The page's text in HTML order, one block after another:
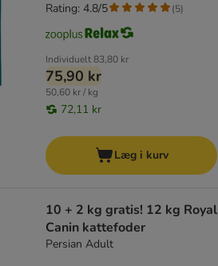
Individuelt83,80 kr
75,90 kr
50,60 kr / kg
72,11 kr
Rating: 4.8/5 (5)
Læg i kurv
10 + 2 kg gratis! 12 kg Royal
Canin kattefoder
Persian Adult